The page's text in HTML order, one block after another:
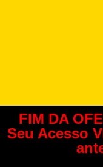
FIM DA
Seu Acesso